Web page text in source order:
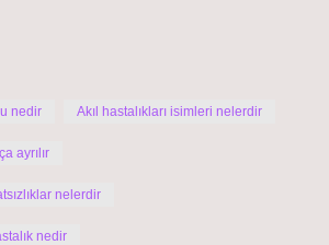
nedir Akıl hastalıkları isimleri nelerdir
ayrılır
nelerdir
nedir